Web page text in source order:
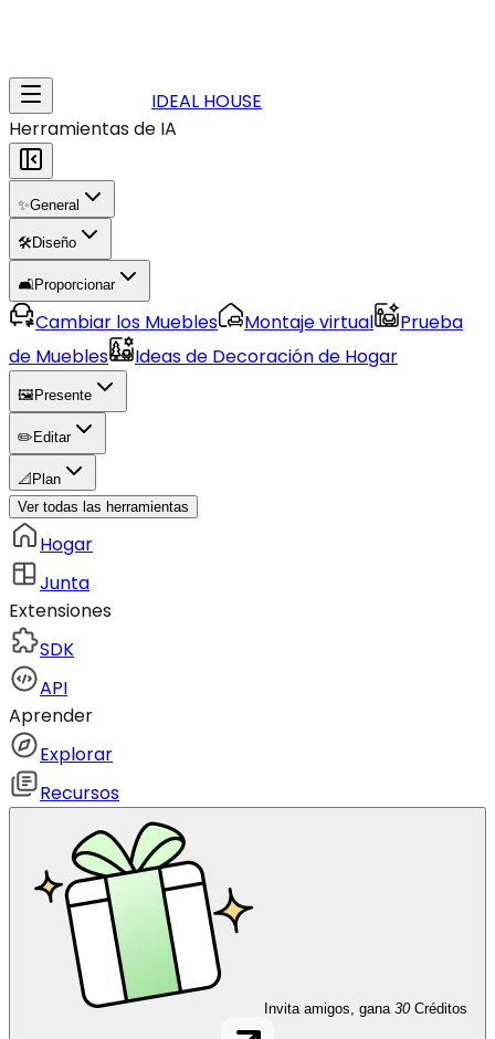
IDEAL HOUSE
Herramientas de IA
✨General
🛠️Diseño
🛋️Proporcionar
Cambiar los Muebles Montaje virtual
Prueba
de Muebles
Ideas de Decoración de Hogar
🖼️ Presente
✏️ Editar
📐 Plan
Ver todas las herramientas
Hogar
Junta
Extensiones
SDK
API
Aprender
Explorar
Recursos
Invita amigos, gana 30 Créditos